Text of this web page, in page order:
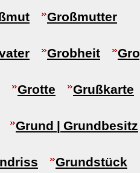
Großmutter
Grobheit
Grotte Grußkarte
Grund | Grundbesitz
Grundstück